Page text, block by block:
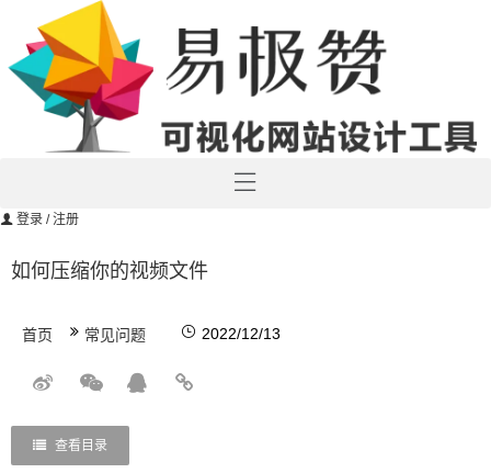
登录 / 注册
如何压缩你的视频文件
首页 常见问题 2022/12/13
查看目录